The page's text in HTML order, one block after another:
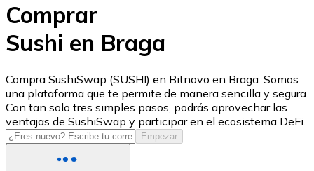
USD Coin
USDC
Comprar
Sushi en Braga
Compra SushiSwap (SUSHI) en Bitnovo en Braga. Somos
una plataforma que te permite de manera sencilla y segura.
Con tan solo tres simples pasos, podrás aprovechar las
ventajas de SushiSwap y participar en el ecosistema DeFi.
Empezar